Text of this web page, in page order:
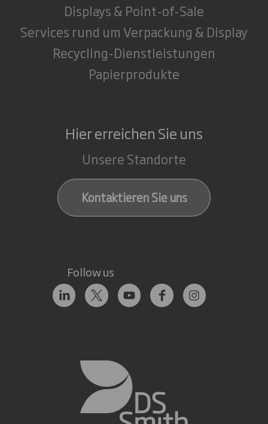
Displays & Point-of-Sale
Services rund um Verpackung & Display
Recycling-Dienstleistungen
Papierprodukte
Hier erreichen Sie uns
Unsere Standorte
Kontaktieren Sie uns
Follow us